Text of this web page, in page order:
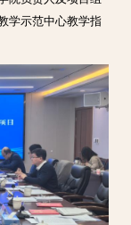
学示范中心教学指